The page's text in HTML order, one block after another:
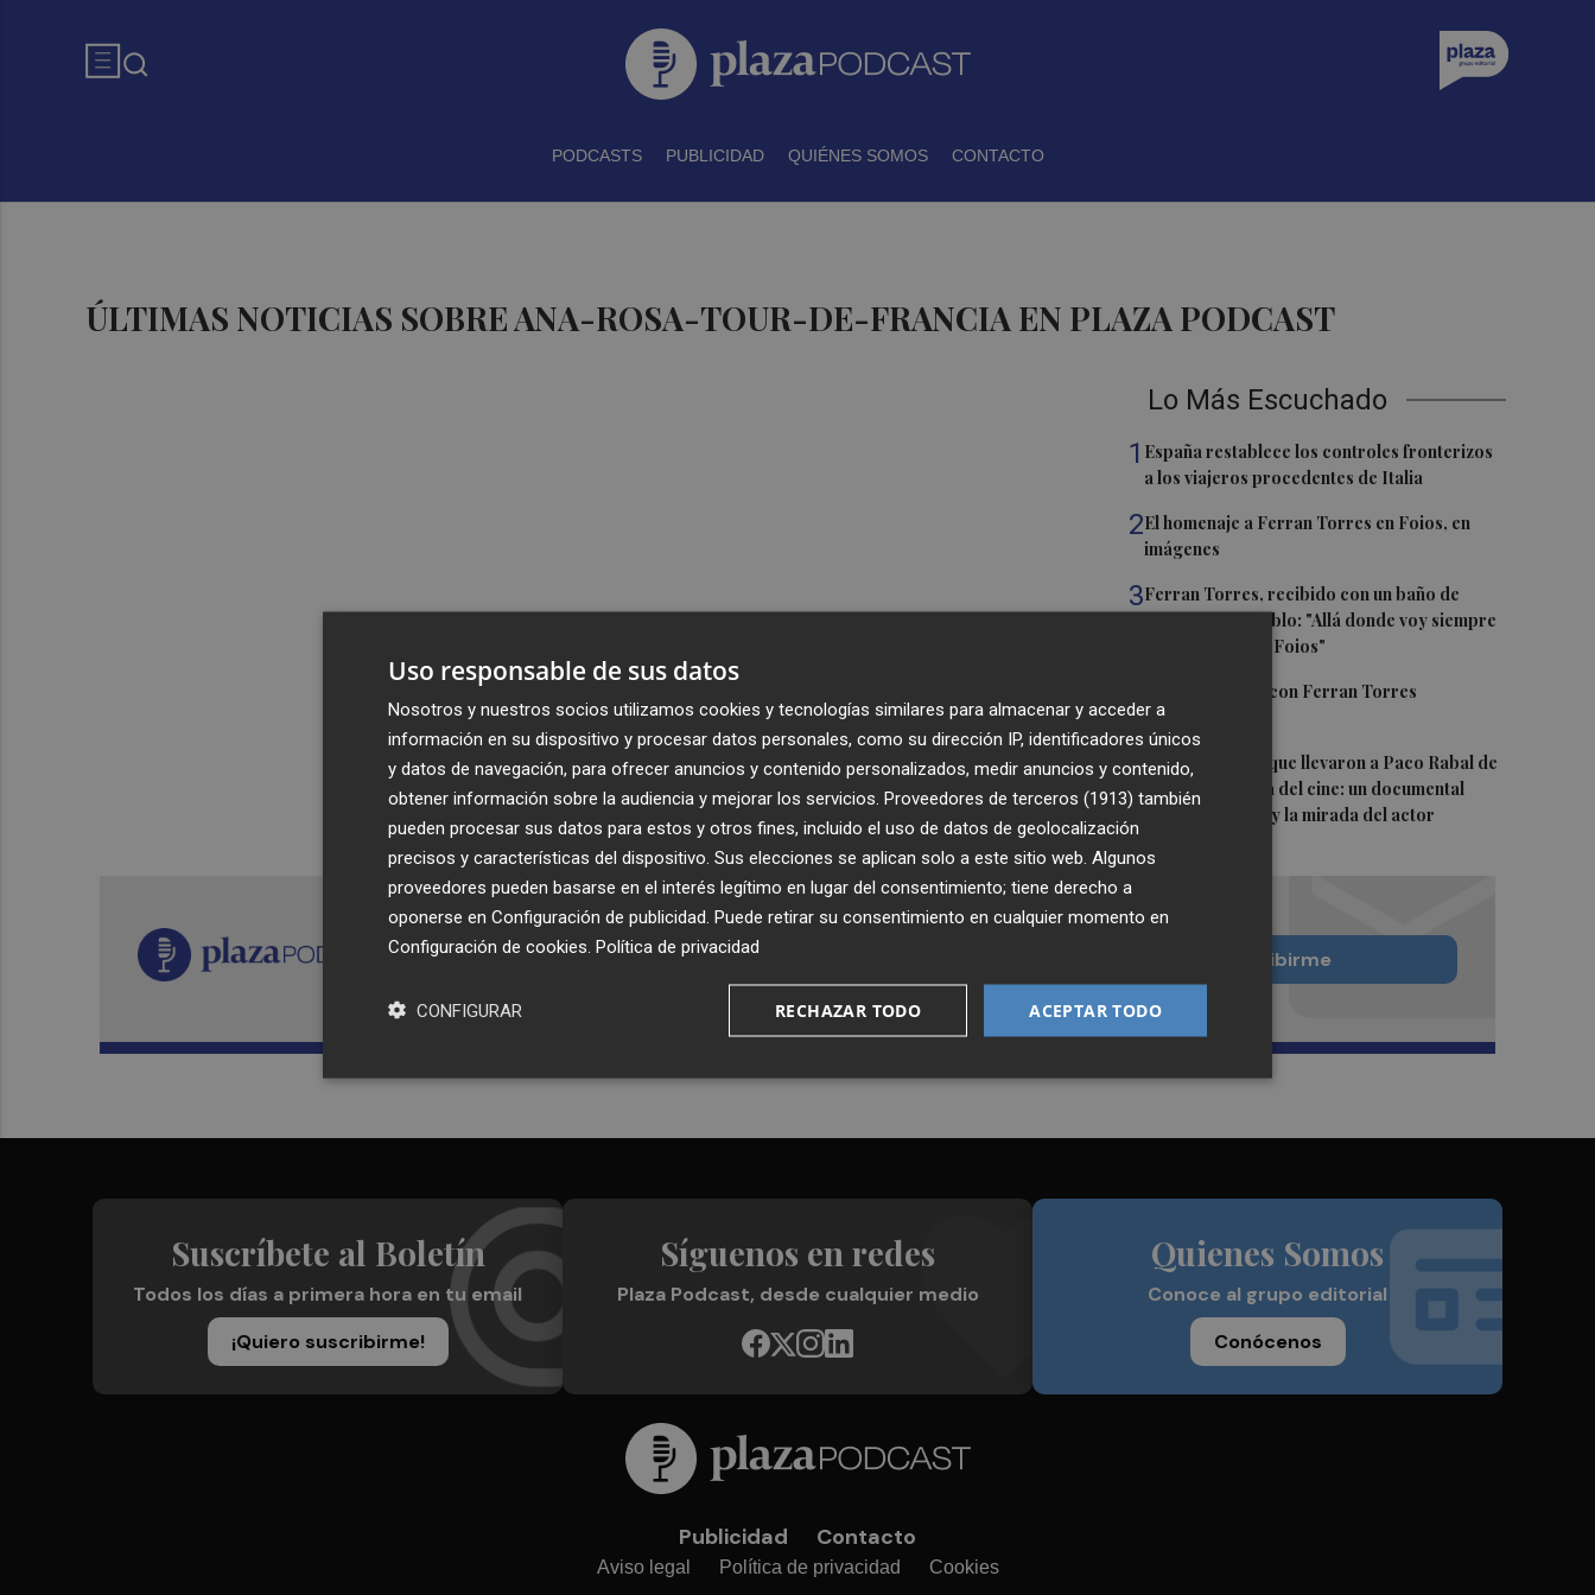
PODCASTS PUBLICIDAD QUIÉNES SOMOS CONTACTO
ÚLTIMAS NOTICIAS SOBRE ANA-ROSA-TOUR-DE-FRANCIA EN PLAZA PODCAST
Lo Más Escuchado
1 España restablece los controles fronterizos
a los viajeros procedentes de Italia
2El homenaje a Ferran Torres en Foios, en
imágenes
3Ferran Torres, recibido con un baño de
masas en su pueblo: "Allá donde voy siempre
digo que soy de Foios"
Foios se vuelca con Ferran Torres
5Las '200 vidas' que llevaron a Paco Rabal de
Águilas a la cima del cine: un documental
recupera la voz y la mirada del actor
Recibe toda la actualidad de
Plaza Podcast en tu correo
Quiero suscribirme
Suscríbete al Boletín
Todos los días a primera hora en tu email
¡Quiero suscribirme!
Síguenos en redes
Plaza Podcast, desde cualquier medio
Quienes Somos
Conoce al grupo editorial
Conócenos
Publicidad Contacto
Aviso legal Política de privacidad Cookies
Uso responsable de sus datos
Nosotros y nuestros socios utilizamos cookies y tecnologías similares para almacenar y acceder a
información en su dispositivo y procesar datos personales, como su dirección IP, identificadores únicos
y datos de navegación, para ofrecer anuncios y contenido personalizados, medir anuncios y contenido,
obtener información sobre la audiencia y mejorar los servicios. Proveedores de terceros (1913) también
pueden procesar sus datos para estos y otros fines, incluido el uso de datos de geolocalización
precisos y características del dispositivo. Sus elecciones se aplican solo a este sitio web. Algunos
proveedores pueden basarse en el interés legítimo en lugar del consentimiento; tiene derecho a
oponerse en Configuración de publicidad . Puede retirar su consentimiento en cualquier momento en
Configuración de cookies Política de privacidad
ACEPTAR TODO
RECHAZAR TODO
CONFIGURAR